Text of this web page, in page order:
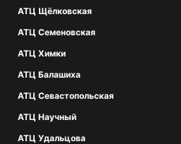
АТЦ Щёлковская
АТЦ Семеновская
АТЦ Химки
АТЦ Балашиха
АТЦ Севастопольская
АТЦ Научный
АТЦ Удальцова